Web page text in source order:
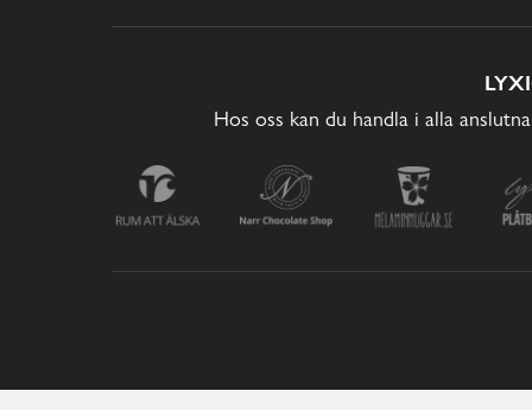
Hos oss kan du handla i alla